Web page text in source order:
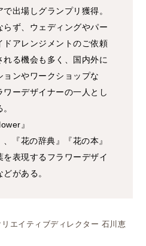
出場しグランプリ獲得。
らず、ウェディングやパー
ドアレンジメントのご依頼
る機会も多く、国内外に
ンやワークショップな
ワーデザイナーの一人とし
』
『花の辞典』『花の本』
を表現するフラワーデザイ
がある。
エイティブディレクター 石川恵